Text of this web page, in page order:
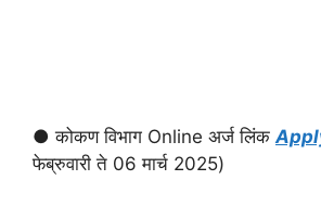
● कोकण विभाग Online अर्ज लिंक
फेब्रुवारी ते 06 मार्च 2025)